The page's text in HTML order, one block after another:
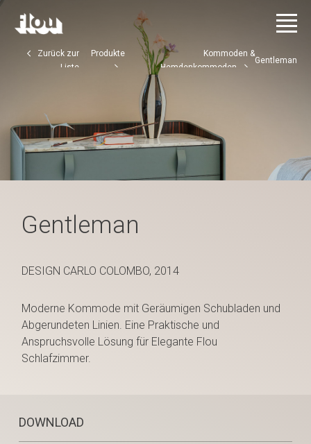
Zurück zur
Liste
Produkte
Kommoden &
Hemdenkommoden
Gentleman
DOWNLOAD
Gentleman
DESIGN CARLO COLOMBO, 2014
Moderne Kommode mit Geräumigen Schubladen und
Abgerundeten Linien. Eine Praktische und
Anspruchsvolle Lösung für Elegante Flou
Schlafzimmer.